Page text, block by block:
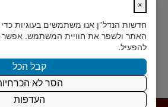
הראשון?
רבים מאיתנו הישראלים חולמים על
נתקעים בשלב הראשון.
15.12.2024 קרא עוד
×
חדשות הנדל"ן אנו משתמשים בעוגיות
האתר ולשפר את חוויית המשתמש. אפשר
להפעיל.
קבל הכל
הסר לא
העדפות